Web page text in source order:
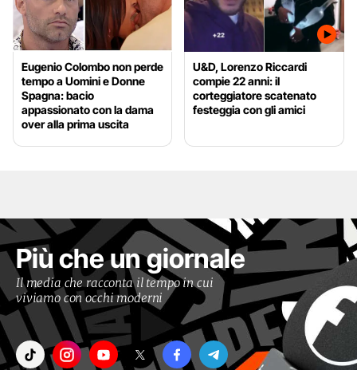
Eugenio Colombo non perde
tempo a Uomini e Donne
Spagna: bacio
appassionato con la dama
over alla prima uscita
U&D, Lorenzo Riccardi
compie 22 anni: il
corteggiatore scatenato
festeggia con gli amici
Più che un giornale
Il media che racconta il tempo in cui
viviamo con occhi moderni